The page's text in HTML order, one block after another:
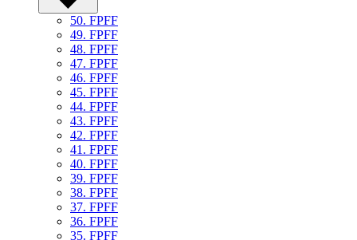
50. FPFF
49. FPFF
48. FPFF
47. FPFF
46. FPFF
45. FPFF
44. FPFF
43. FPFF
42. FPFF
41. FPFF
40. FPFF
39. FPFF
38. FPFF
37. FPFF
36. FPFF
35. FPFF